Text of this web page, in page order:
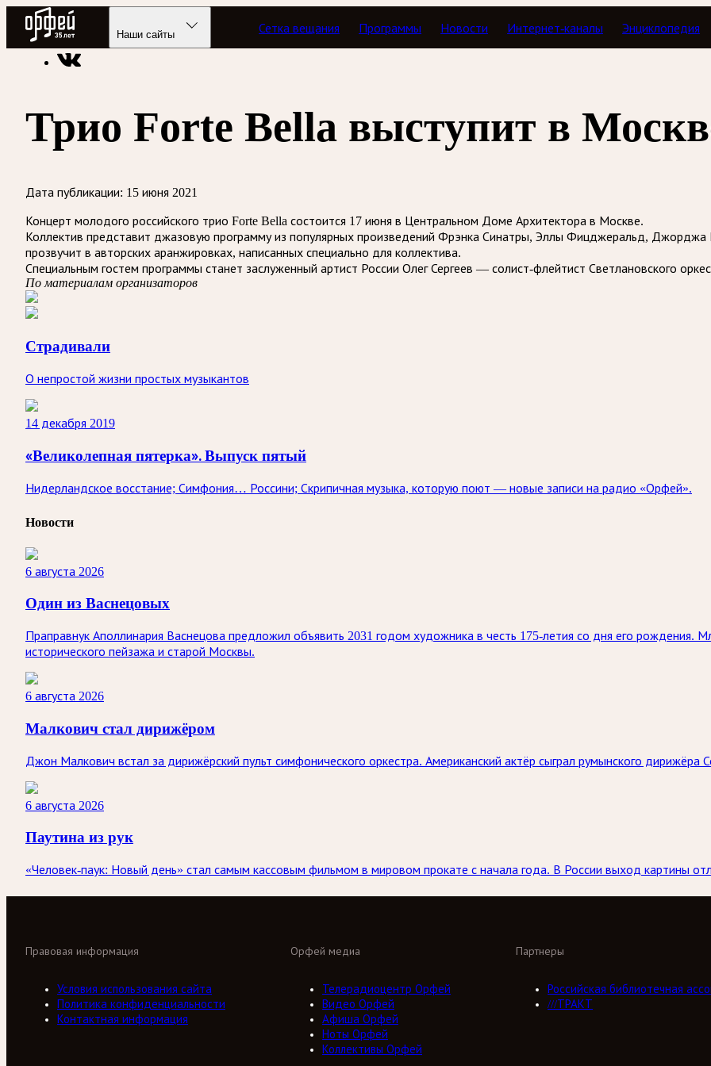
Радио Орфей
Наши сайты Сетка вещания Программы Новости Интернет-каналы Энциклопедия
Радио классической музыки «Орфей» Новости
Трио Forte Bella выступит в
Дата публикации: 15 июня 2021
Концерт молодого российского трио Forte Bella состоится 17 июня в Центральном Доме Архитектора в Москве.
Коллектив представит джазовую программу из популярных произведений Фрэнка Синатры, Эллы Фицджеральд, Джорджа
прозвучит в авторских аранжировках, написанных специально для коллектива.
Специальным гостем программы станет заслуженный артист России Олег Сергеев — солист-флейтист Светлановского
По материалам организаторов
Страдивали
О непростой жизни простых музыкантов
14 декабря 2019
«Великолепная пятерка». Выпуск пятый
Нидерландское восстание; Симфония… Россини; Скрипичная музыка, которую поют — новые записи на радио «Орфей».
Новости
6 августа 2026
Один из Васнецовых
Праправнук Аполлинария Васнецова предложил объявить 2031 годом художника в честь 175-летия со дня его рождения.
исторического пейзажа и старой Москвы.
6 августа 2026
Малкович стал дирижёром
Джон Малкович встал за дирижёрский пульт симфонического оркестра. Американский актёр сыграл румынского
6 августа 2026
Паутина из рук
«Человек-паук: Новый день» стал самым кассовым фильмом в мировом прокате с начала года. В России выход картины
Орфей медиа
Телерадиоцентр Орфей
Видео Орфей
Афиша Орфей
Ноты Орфей
Коллективы Орфей
Партнеры
Российская библиотечная
///ТРАКТ
Правовая информация
Условия использования сайта
Политика конфиденциальности
Контактная информация